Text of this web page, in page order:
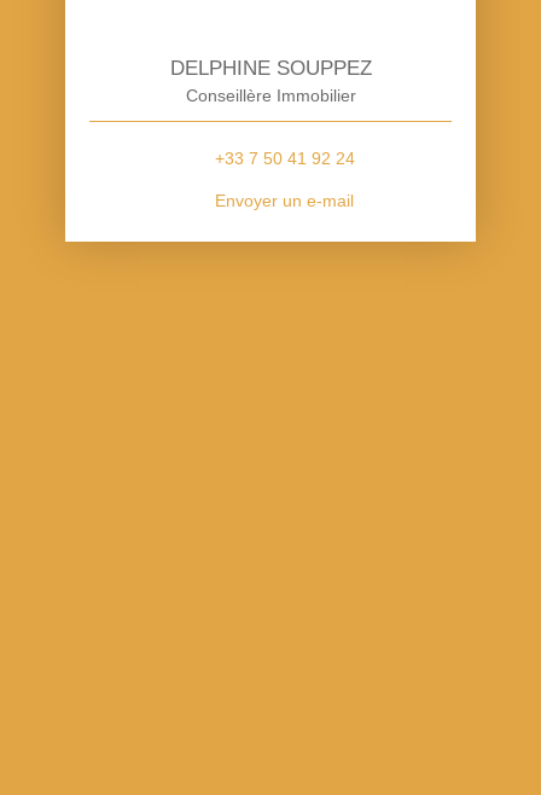
DELPHINE SOUPPEZ
Conseillère Immobilier
+33 7 50 41 92 24
Envoyer un e-mail